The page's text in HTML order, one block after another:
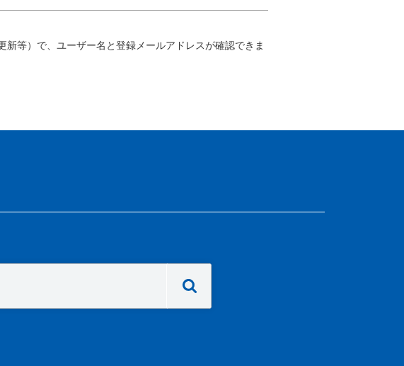
等）で、ユーザー名と登録メールアドレスが確認できま